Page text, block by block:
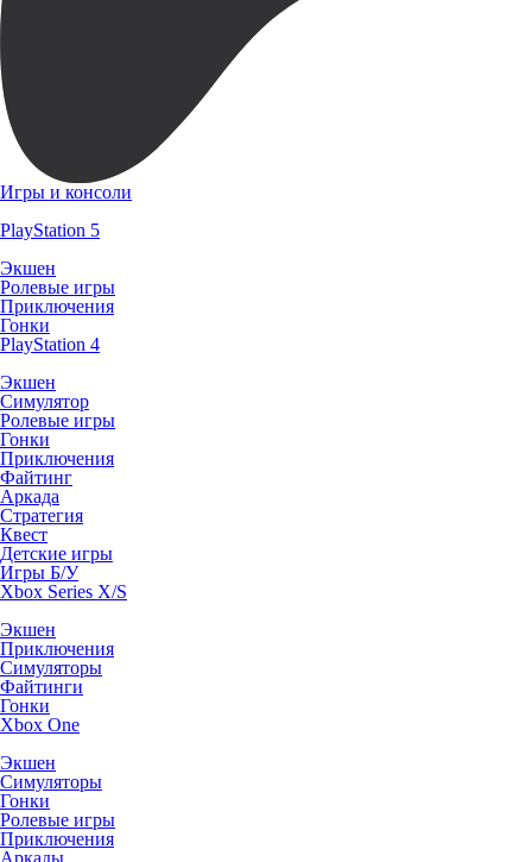
Игры и консоли
PlayStation 5
Экшен
Ролевые игры
Приключения
Гонки
PlayStation 4
Экшен
Симулятор
Ролевые игры
Гонки
Приключения
Файтинг
Аркада
Стратегия
Квест
Детские игры
Игры Б/У
Xbox Series X/S
Экшен
Приключения
Симуляторы
Файтинги
Гонки
Xbox One
Экшен
Симуляторы
Гонки
Ролевые игры
Приключения
Аркады